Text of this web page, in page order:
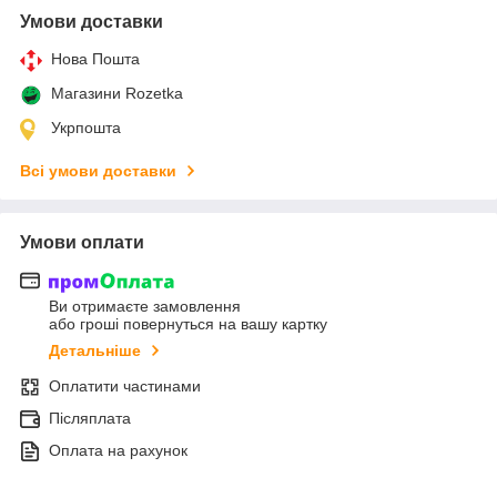
Умови доставки
Нова Пошта
Магазини Rozetka
Укрпошта
Всі умови доставки
Умови оплати
Ви отримаєте замовлення
або гроші повернуться на вашу картку
Детальніше
Оплатити частинами
Післяплата
Оплата на рахунок